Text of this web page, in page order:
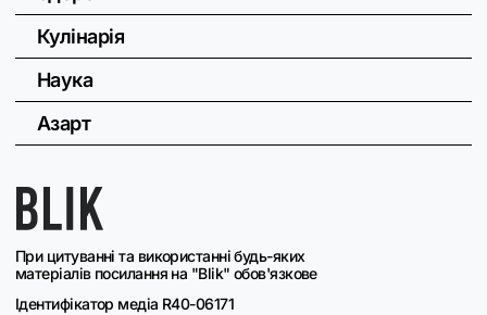
При цитуванні та використанні будь-яких
матеріалів посилання на "Blik" обов'язкове
Ідентифікатор медіа R40-06171
Кулінарія
Наука
Азарт